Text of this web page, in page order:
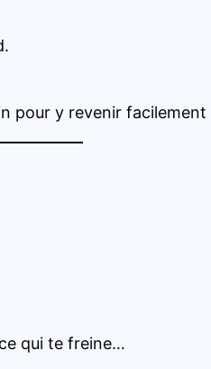
pour y revenir
qui te freine…